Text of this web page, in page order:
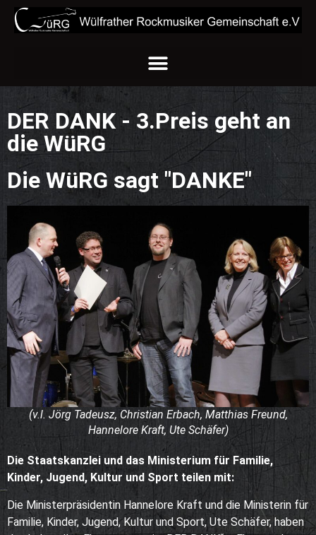
DER DANK - 3.Preis geht an
die WüRG
Die WüRG sagt "DANKE"
(v.l. Jörg Tadeusz, Christian Erbach, Matthias Freund,
Hannelore Kraft, Ute Schäfer)
Die Staatskanzlei und das Ministerium für Familie,
Kinder, Jugend, Kultur und Sport teilen mit:
Die Ministerpräsidentin Hannelore Kraft und die Ministerin für
Familie, Kinder, Jugend, Kultur und Sport, Ute Schäfer, haben